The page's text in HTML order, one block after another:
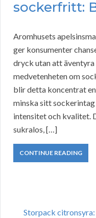
sockerfritt:
Aromhusets
ger konsumenter
dryck utan att
medvetenheten om
blir detta koncentrat
minska sitt
intensitet och kvalitet.
sukralos, […]
CONTINUE READING
Storpack